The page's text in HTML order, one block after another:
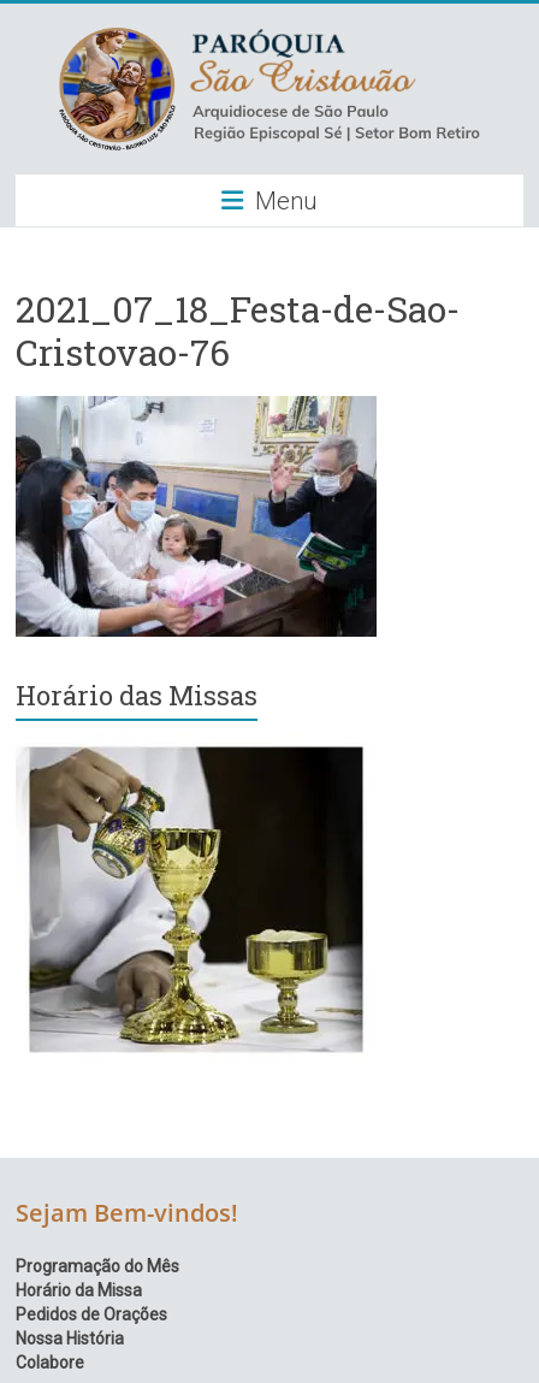
content
Paróquia
São
–
Luz
Arquidiocese
de
São
Paulo
–
Região
Episcopal
Sé
–
Bom
Retiro
Menu
2021_07_18_Festa-de-Sao-
Cristovao-76
Horário das Missas
Sejam Bem-vindos!
Programação do Mês
Horário da Missa
Pedidos de Orações
Nossa História
Colabore